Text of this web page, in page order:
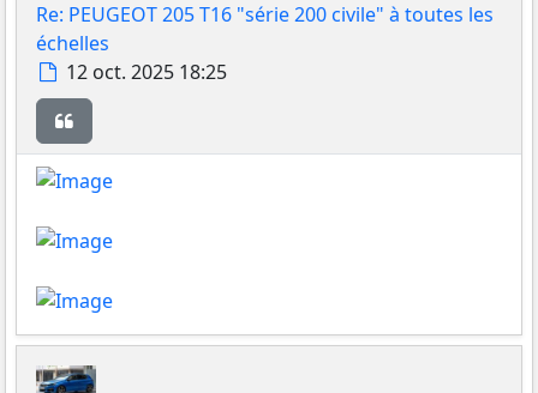
Re: PEUGEOT 205 T16 "série 200 civile" à toutes les
échelles
Message
12 oct. 2025 18:25